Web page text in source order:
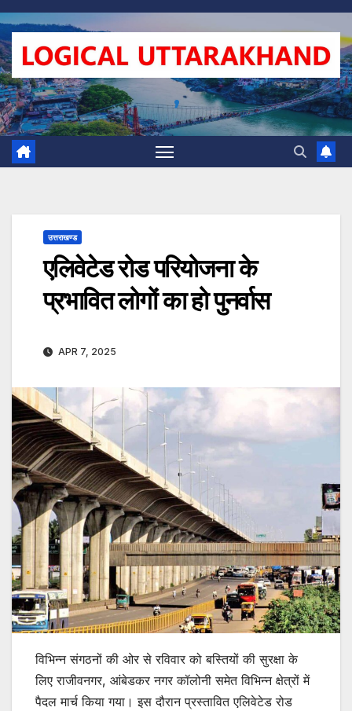
Skip
to
content
,
उत्तराखण्ड
एलिवेटेड रोड परियोजना के
प्रभावित लोगों का हो पुनर्वास
APR 7, 2025
विभिन्न संगठनों की ओर से रविवार को बस्तियों की सुरक्षा के
लिए राजीवनगर, आंबेडकर नगर कॉलोनी समेत विभिन्न क्षेत्रों में
पैदल मार्च किया गया। इस दौरान प्रस्तावित एलिवेटेड रोड